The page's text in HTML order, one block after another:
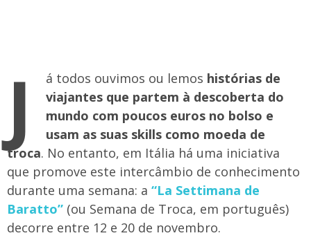
J á todos ouvimos ou lemos histórias de
viajantes que partem à descoberta do
mundo com poucos euros no bolso e
usam as suas skills como moeda de
troca. No entanto, em Itália há uma iniciativa
que promove este intercâmbio de conhecimento
durante uma semana: a “La Settimana de
Baratto” (ou Semana de Troca, em português)
decorre entre 12 e 20 de novembro.